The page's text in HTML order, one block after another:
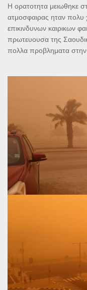
Η ορατοτητα μειωθηκε
ατμοσφαιρας ηταν πολυ
επικινδυνων καιρικων
πρωτευουσα της
πολλα προβληματα στην